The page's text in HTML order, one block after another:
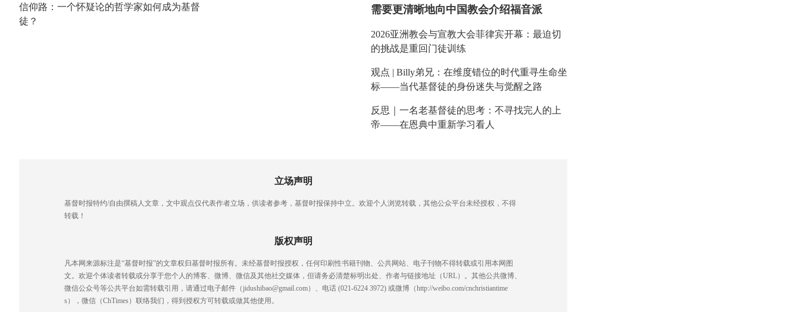
信仰路：一个怀疑论的哲学家如何成为基督
徒？
需要更清晰地向中国教会介绍福音派
2026亚洲教会与宣教大会菲律宾开幕：最迫切
的挑战是重回门徒训练
观点 | Billy弟兄：在维度错位的时代重寻生命坐
标——当代基督徒的身份迷失与觉醒之路
反思｜一名老基督徒的思考：不寻找完人的上
帝——在恩典中重新学习看人
立场声明
基督时报特约/自由撰稿人文章，文中观点仅代表作者立场，供读者参考，基督时报保持中立。欢迎个人浏览转载，其他公众平台未经授权，不得
转载！
版权声明
凡本网来源标注是“基督时报”的文章权归基督时报所有。未经基督时报授权，任何印刷性书籍刊物、公共网站、电子刊物不得转载或引用本网图
文。欢迎个体读者转载或分享于您个人的博客、微博、微信及其他社交媒体，但请务必清楚标明出处、作者与链接地址（URL）。其他公共微博、
微信公众号等公共平台如需转载引用，请通过电子邮件（jidushibao@gmail.com）、电话 (021-6224 3972) ‬或微博（http://weibo.com/cnchristiantime
s），微信（ChTimes）联络我们，得到授权方可转载或做其他使用。